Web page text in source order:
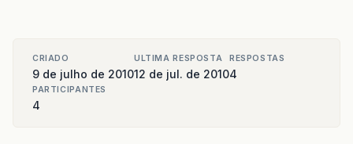
try {
comando
executeUpdate
CRIADO
9 de julho de 2010
ULTIMA RESPOSTA
12 de jul. de 2010
RESPOSTAS
4
PARTICIPANTES
4